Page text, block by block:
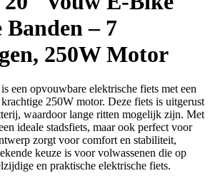
– 7
250W Motor
een opvouwbare elektrische fiets met een
250W motor. Deze fiets is uitgerust
waardoor lange ritten mogelijk zijn. Met
ideale stadsfiets, maar ook perfect voor
zorgt voor comfort en stabiliteit,
keuze is voor volwassenen die op
en praktische elektrische fiets.